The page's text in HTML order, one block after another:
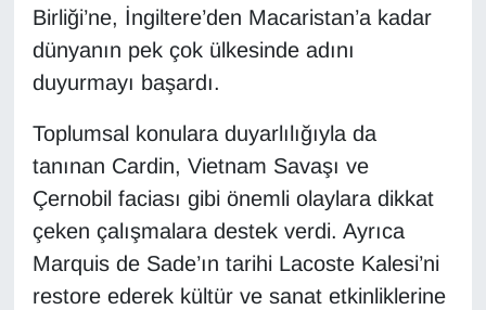
Birliği’ne, İngiltere’den Macaristan’a kadar
dünyanın pek çok ülkesinde adını
duyurmayı başardı.
Toplumsal konulara duyarlılığıyla da
tanınan Cardin, Vietnam Savaşı ve
Çernobil faciası gibi önemli olaylara dikkat
çeken çalışmalara destek verdi. Ayrıca
Marquis de Sade’ın tarihi Lacoste Kalesi’ni
restore ederek kültür ve sanat etkinliklerine